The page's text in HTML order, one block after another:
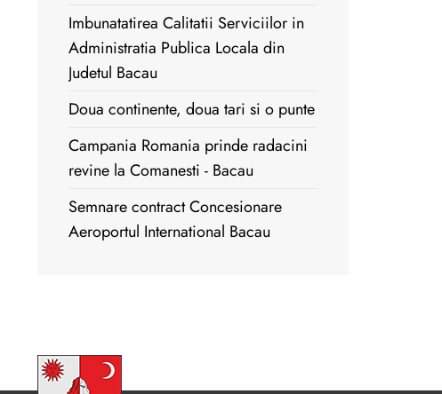
Imbunatatirea Calitatii Serviciilor in
Administratia Publica Locala din
Judetul Bacau
Doua continente, doua tari si o punte
Campania Romania prinde radacini
revine la Comanesti - Bacau
Semnare contract Concesionare
Aeroportul International Bacau